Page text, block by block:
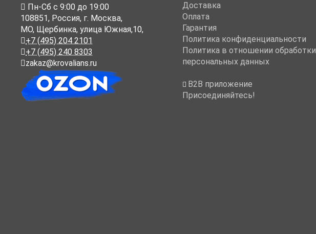
Пн-Cб с 9:00 до 19:00
108851, Россия, г. Москва,
МО, Щербинка, улица Южная,10,
+7 (495) 204 2101
+7 (495) 240 8303
zakaz@krovalians.ru
Доставка
Оплата
Гарантия
Политика конфиденциальности
Политика в отношении обработки
персональных данных
B2B приложение
Присоединяйтесь!